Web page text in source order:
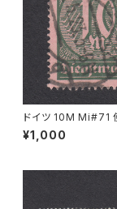
ドイツ 10M Mi#71
手｜FRANKFURT
¥1,000